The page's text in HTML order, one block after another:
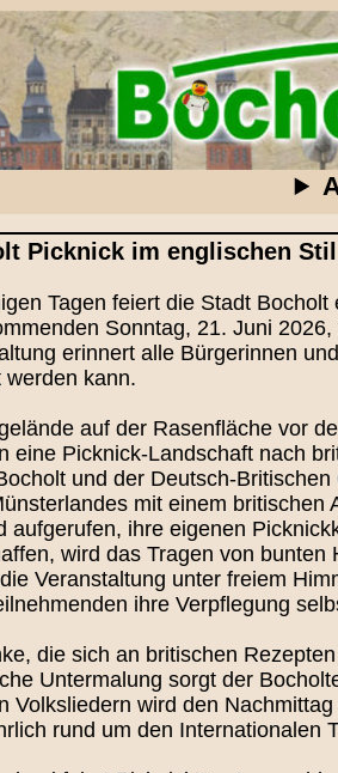
Picknick im englischen
Tagen feiert die Stadt
Sonntag, 21. Juni
erinnert alle Bürgerinnen
kann.
auf der Rasenfläche vor
eine Picknick-Landschaft nach
und der Deutsch-
mit einem
aufgerufen, ihre eigenen
wird das Tragen von
Veranstaltung unter freiem
ihre Verpflegung
die sich an britischen
Untermalung sorgt der
Volksliedern wird den
rund um den Internationalen